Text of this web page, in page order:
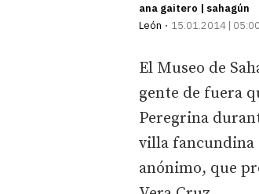
ana gaitero | sahagún
León
15.01.2014 | 05:00
El Museo de
gente de fuera
Peregrina
villa fancundina
anónimo, que